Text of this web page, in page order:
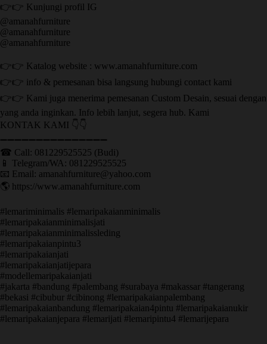
👉👉 Kunjungi profil IG
@amanahfurniture
@amanahfurniture
@amanahfurniture
👉👉 Katalog website : www.amanahfurniture.com
👉👉 info & pemesanan bisa langsung hubungi contact kami
👉👉 Kami juga menerima pemesanan Custom Desain, sesuai dengan
yang anda inginkan. Info lebih lanjut, segera hub. Kami
KONTAK KAMI 👇👇
➖➖➖➖➖➖➖➖➖➖➖➖➖➖➖ ㅤ
☎ Call: 081229525525 (Budi)
📱 Telegram/WA: 081229525525
📧 Email: amanahfurniture@yahoo.com
🌎 https://www.amanahfurniture.com
#lemariminimalis #lemaripakaianminimalis
#lemaripakaianminimalisjati
#lemaripakaianminimalissleding
#lemaripakaianpintu3
#lemaripakaianjati
#lemaripakaianjatijepara
#modellemaripakaianjati
#jakarta #bandung #palembang #surabaya #makassar #tangerang
#bekasi #cibubur #cibinong #lemaripakaianpalembang
#lemaripakaianbandung #lemaripakaian4pintu #lemaripakaianukir
#lemaripakaianjepara #lemarijati #lemaripintu4 #lemarijepara